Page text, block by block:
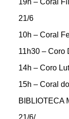
19h – Coral
21/6
10h – Coral
11h30 – Coro
14h – Coro
15h – Coral
BIBLIOTECA
21/6/